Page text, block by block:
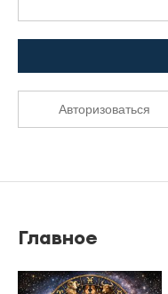
Авторизоваться
Главное